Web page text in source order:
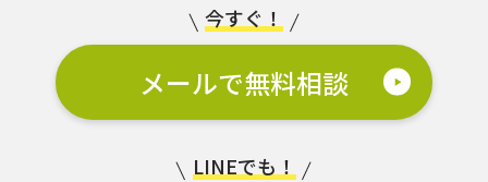
今すぐ！
メールで無料相談
LINEでも！